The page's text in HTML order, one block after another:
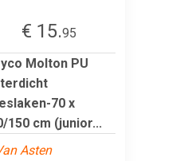
€ 15.95
Molton PU
70 x
150 cm (junior...
Asten